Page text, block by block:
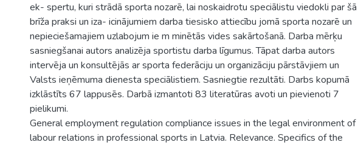
ek- spertu, kuri strādā sporta nozarē, lai noskaidrotu speciālistu viedokli par šā
brīža praksi un iza- icinājumiem darba tiesisko attiecību jomā sporta nozarē un
nepieciešamajiem uzlabojum ie m minētās vides sakārtošanā. Darba mērķu
sasniegšanai autors analizēja sportistu darba līgumus. Tāpat darba autors
intervēja un konsultējās ar sporta federāciju un organizāciju pārstāvjiem un
Valsts ieņēmuma dienesta speciālistiem. Sasniegtie rezultāti. Darbs kopumā
izklāstīts 67 lappusēs. Darbā izmantoti 83 literatūras avoti un pievienoti 7
pielikumi.
General employment regulation compliance issues in the legal environment of
labour relations in professional sports in Latvia. Relevance. Specifics of the